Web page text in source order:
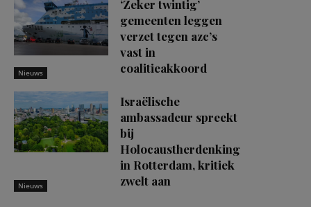
Nieuws
‘Zeker twintig’
gemeenten leggen
verzet tegen azc’s
vast in
coalitieakkoord
Nieuws
Israëlische
ambassadeur spreekt
bij
Holocaustherdenking
in Rotterdam, kritiek
zwelt aan